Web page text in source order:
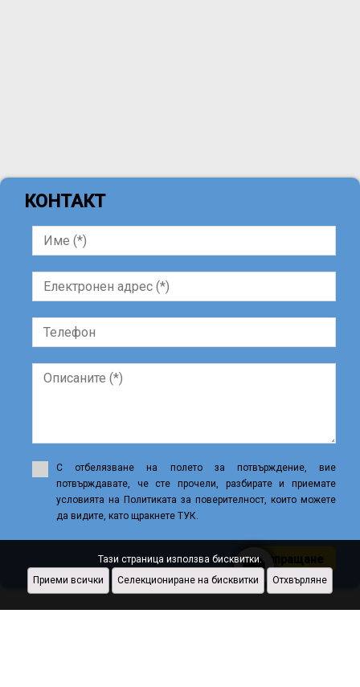
КОНТАКТ
С отбелязване на полето за потвърждение, вие
потвърждавате, че сте прочели, разбирате и приемате
условията на Политиката за поверителност, които можете
да видите, като щракнете ТУК.
Изпращане
Тази страница използва бисквитки.
Приеми всички
Селекциониране на бисквитки Отхвърляне